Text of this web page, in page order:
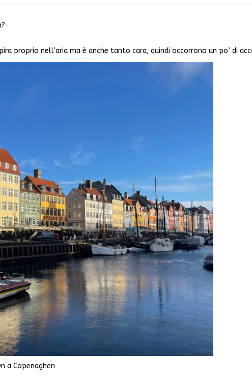
proprio nell’aria ma è anche tanto cara, quindi occorrono un po’ di
a Copenaghen